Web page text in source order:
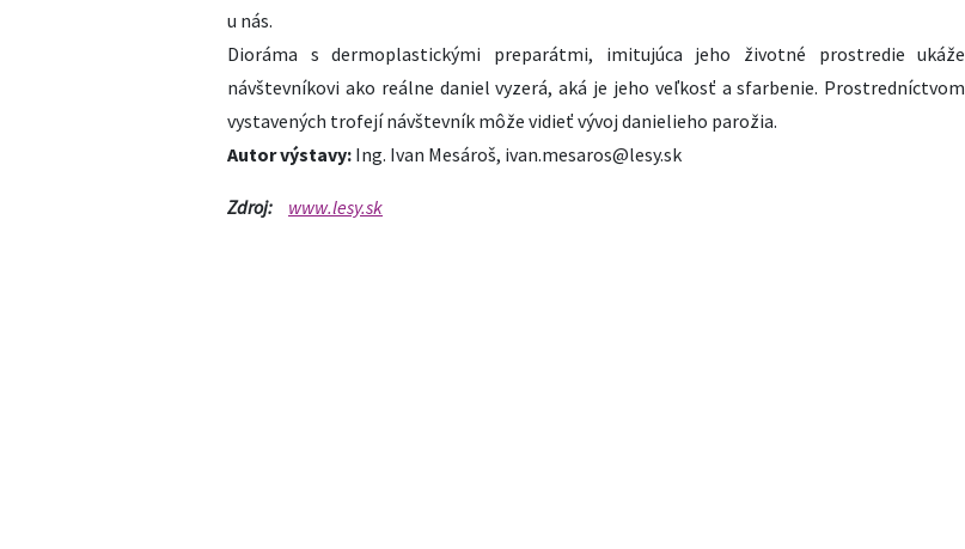
u nás.
Dioráma s dermoplastickými preparátmi, imitujúca jeho životné prostredie ukáže
návštevníkovi ako reálne daniel vyzerá, aká je jeho veľkosť a sfarbenie. Prostredníctvom
vystavených trofejí návštevník môže vidieť vývoj danielieho parožia.
Autor výstavy: Ing. Ivan Mesároš, ivan.mesaros@lesy.sk
Zdroj: www.lesy.sk